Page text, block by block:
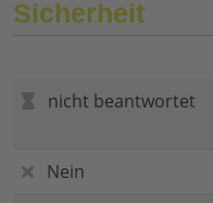
Sicherheit
nicht beantwortet
Nein